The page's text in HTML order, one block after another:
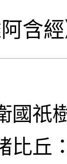
含
國祇
比丘